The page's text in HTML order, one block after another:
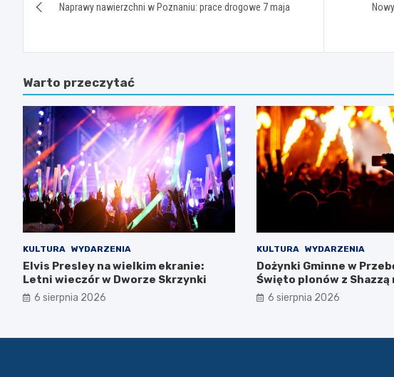
wpisuNaprawy nawierzchni w Poznaniu: prace drogowe 7 maja
Warto przeczytać
KULTURA WYDARZENIA
Elvis Presley na wielkim ekranie:
Letni wieczór w Dworze Skrzynki
6 sierpnia 2026
KULTURA WYDARZENIA
Dożynki Gminne w
Święto plonów z Shazzą
6 sierpnia 2026